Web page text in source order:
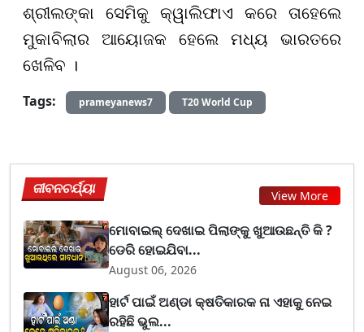
ଶ୍ରୀଲଙ୍କା ସେମିକୁ କ୍ୱାଲିଫାଏ କରେ ତାହେଲେ
ମୁକାବିଲାର ଆୟୋଜକ ହେଲେ ମଧ୍ୟ ଭାରତରେ
ଖେଳିବ ।
Tags:
prameyanews7 T20 World Cup
ଜୀବନଚର୍ଯ୍ୟା View More
ମୋବାଇଲ୍ ଦେଖାଇ ପିଲାଙ୍କୁ ଖୁଆଉଛନ୍ତି କି ?
ଡେରି ହୋଇଯିବା...
August 06, 2026
ହାର୍ଟ ପାଇଁ ଅଣ୍ଡା କ୍ଷତିକାରକ ନା ଏହାକୁ ନେଇ
ରହିଛି ଭୁଲ...